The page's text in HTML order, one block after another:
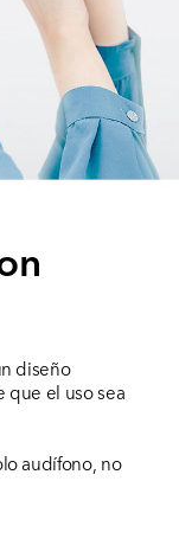
diseño
que el uso sea
audífono, no